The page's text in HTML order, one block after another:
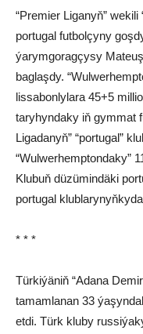
“Premier Liganyň”
portugal futbolçyny
ýarymgoragçysy
baglaşdy.
lissabonlylara 45+5
taryhyndaky iň gymmat
Ligadanyň” “portugal”
“Wulwerhemptondaky”
Klubuň düzümindäki
portugal
* * *
Türkiýäniň “Adana
tamamlanan 33
etdi. Türk kluby